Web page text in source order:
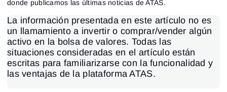
donde publicamos las últimas noticias de ATAS.
La información presentada en este artículo no es
un llamamiento a invertir o comprar/vender algún
activo en la bolsa de valores. Todas las
situaciones consideradas en el artículo están
escritas para familiarizarse con la funcionalidad y
las ventajas de la plataforma ATAS.